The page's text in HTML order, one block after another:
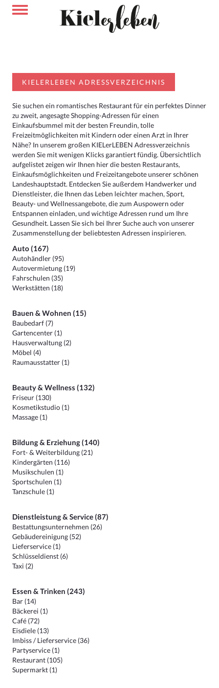
KIELERLEBEN ADRESSVERZEICHNIS
Sie suchen ein romantisches Restaurant für ein perfektes Dinner
zu zweit, angesagte Shopping-Adressen für einen
Einkaufsbummel mit der besten Freundin, tolle
Freizeitmöglichkeiten mit Kindern oder einen Arzt in Ihrer
Nähe? In unserem großen KIELerLEBEN Adressverzeichnis
werden Sie mit wenigen Klicks garantiert fündig. Übersichtlich
aufgelistet zeigen wir Ihnen hier die besten Restaurants,
Einkaufsmöglichkeiten und Freizeitangebote unserer schönen
Landeshauptstadt. Entdecken Sie außerdem Handwerker und
Dienstleister, die Ihnen das Leben leichter machen, Sport,
Beauty- und Wellnessangebote, die zum Auspowern oder
Entspannen einladen, und wichtige Adressen rund um Ihre
Gesundheit. Lassen Sie sich bei Ihrer Suche auch von unserer
Zusammenstellung der beliebtesten Adressen inspirieren.
Auto (167)
Autohändler (95)
Autovermietung (19)
Fahrschulen (35)
Werkstätten (18)
Bauen & Wohnen (15)
Baubedarf (7)
Gartencenter (1)
Hausverwaltung (2)
Möbel (4)
Raumausstatter (1)
Beauty & Wellness (132)
Friseur (130)
Kosmetikstudio (1)
Massage (1)
Bildung & Erziehung (140)
Fort- & Weiterbildung (21)
Kindergärten (116)
Musikschulen (1)
Sportschulen (1)
Tanzschule (1)
Dienstleistung & Service (87)
Bestattungsunternehmen (26)
Gebäudereinigung (52)
Lieferservice (1)
Schlüsseldienst (6)
Taxi (2)
Essen & Trinken (243)
Bar (14)
Bäckerei (1)
Café (72)
Eisdiele (13)
Imbiss / Lieferservice (36)
Partyservice (1)
Restaurant (105)
Supermarkt (1)